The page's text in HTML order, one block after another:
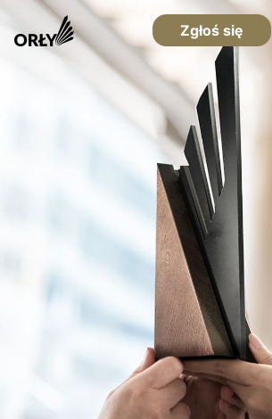
Zgłoś się